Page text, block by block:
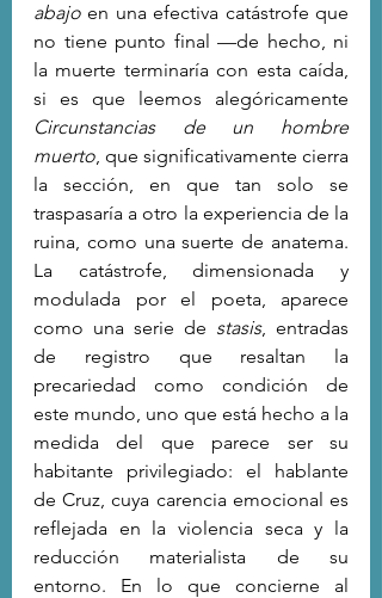
abajo en una efectiva catástrofe que
no tiene punto final —de hecho, ni
la muerte terminaría con esta caída,
Circunstancias de un hombre
muerto, que significativamente cierra
la sección, en que tan solo se
traspasaría a otro la experiencia de la
ruina, como una suerte de anatema.
La catástrofe, dimensionada y
modulada por el poeta, aparece
como una serie de stasis, entradas
de registro que resaltan la
precariedad como condición de
este mundo, uno que está hecho a la
medida del que parece ser su
habitante privilegiado: el hablante
de Cruz, cuya carencia emocional es
reflejada en la violencia seca y la
reducción materialista de su
entorno. En lo que concierne al